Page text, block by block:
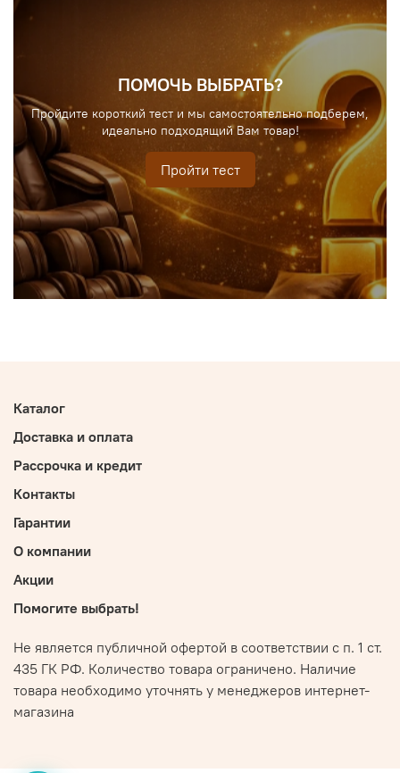
ПОМОЧЬ ВЫБРАТЬ?
Пройдите короткий тест и мы самостоятельно подберем,
идеально подходящий Вам товар!
Пройти тест
Каталог
Доставка и оплата
Рассрочка и кредит
Контакты
Гарантии
О компании
Акции
Помогите выбрать!
Не является публичной офертой в соответствии с п. 1 ст.
435 ГК РФ. Количество товара ограничено. Наличие
товара необходимо уточнять у менеджеров интернет-
магазина